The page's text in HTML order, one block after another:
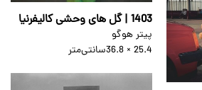
1403 | گل های وحشی کالیفرنیا
پیتر هوگو
25.4 × 36.8
سانتی‌متر